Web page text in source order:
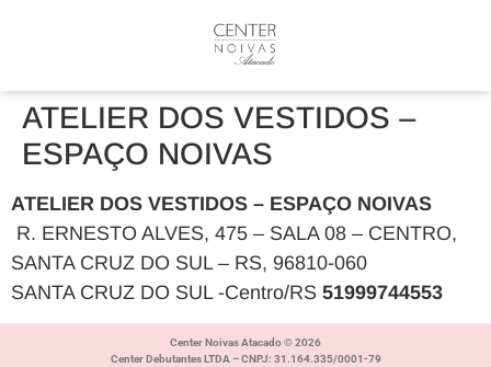
ATELIER DOS VESTIDOS –
ESPAÇO NOIVAS
ATELIER DOS VESTIDOS – ESPAÇO NOIVAS
R. ERNESTO ALVES, 475 – SALA 08 – CENTRO,
SANTA CRUZ DO SUL – RS, 96810-060
SANTA CRUZ DO SUL -Centro/RS 51999744553
Center Noivas Atacado © 2026
Center Debutantes LTDA – CNPJ: 31.164.335/0001-79